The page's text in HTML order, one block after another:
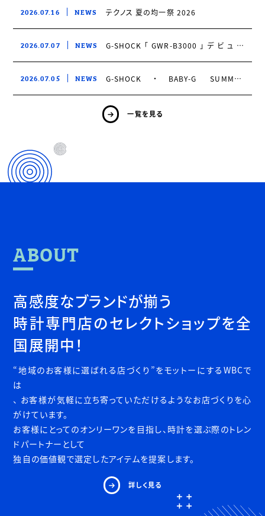
2026.07.16 NEWS テクノス 夏の均一祭 2026
2026.07.07 NEWS
G-SHOCK「GWR-B3000」デビュー
2026.07.05 NEWS
G-SHOCK・BABY-G SUMMER
一覧を見る
ABOUT
高感度なブランドが揃う
時計専門店のセレクトショップを全
国展開中！
“地域のお客様に選ばれる店づくり”をモットーにするWBCで
は
、 お客様が気軽に立ち寄っていただけるようなお店づくりを心
がけています。
お客様にとってのオンリーワンを目指し、時計を選ぶ際のトレン
ドパートナーとして
独自の価値観で選定したアイテムを提案します。
詳しく見る